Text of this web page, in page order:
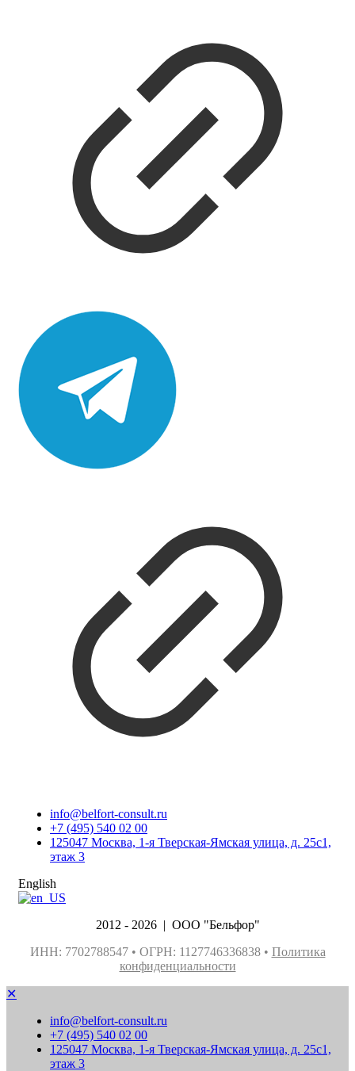
info@belfort-consult.ru
+7 (495) 540 02 00
125047 Москва, 1-я Тверская-Ямская улица, д. 25с1,
этаж 3
English
2012 - 2026 | ООО "Бельфор"
ИНН: 7702788547 • ОГРН: 1127746336838 • Политика
конфиденциальности
✕
info@belfort-consult.ru
+7 (495) 540 02 00
125047 Москва, 1-я Тверская-Ямская улица, д. 25с1,
этаж 3